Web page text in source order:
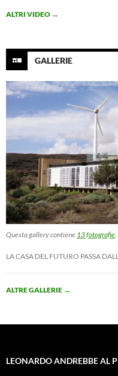
ALTRI VIDEO →
GALLERIE
Questa gallery contiene 13 fotografie
LA CASA DEL FUTURO PASSA
ALTRE GALLERIE →
LEONARDO ANDREBBE AL